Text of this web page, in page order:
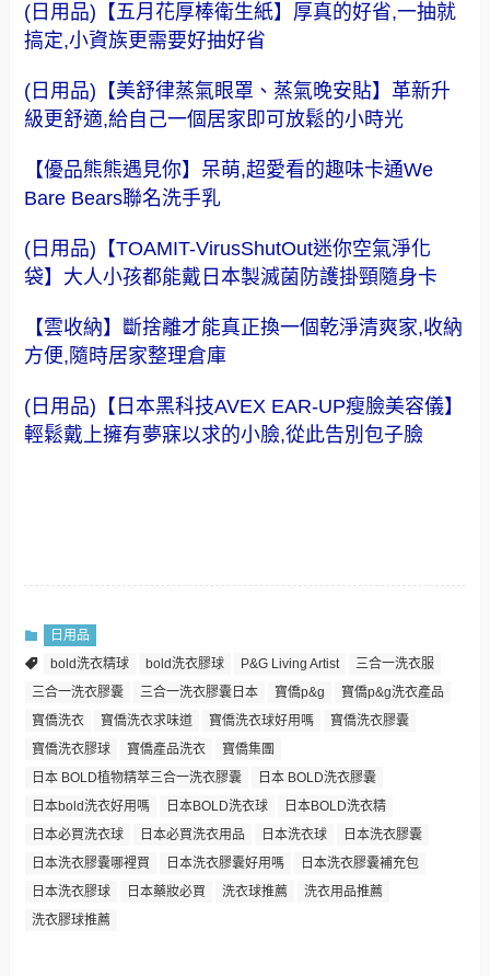
(日用品)【五月花厚棒衛生紙】厚真的好省,一抽就
搞定,小資族更需要好抽好省
(日用品)【美舒律蒸氣眼罩、蒸氣晚安貼】革新升
級更舒適,給自己一個居家即可放鬆的小時光
【優品熊熊遇見你】呆萌,超愛看的趣味卡通We
Bare Bears聯名洗手乳
(日用品)【TOAMIT-VirusShutOut迷你空氣淨化
袋】大人小孩都能戴日本製滅菌防護掛頸隨身卡
【雲收納】斷捨離才能真正換一個乾淨清爽家,收納
方便,隨時居家整理倉庫
(日用品)【日本黑科技AVEX EAR-UP瘦臉美容儀】
輕鬆戴上擁有夢寐以求的小臉,從此告別包子臉
日用品
bold洗衣精球
bold洗衣膠球 P&G Living Artist
三合一洗衣服
三合一洗衣膠囊
三合一洗衣膠囊日本 寶僑p&g
寶僑p&g洗衣產品
寶僑洗衣
寶僑洗衣求味道 寶僑洗衣球好用嗎
寶僑洗衣膠囊
寶僑洗衣膠球
寶僑產品洗衣
寶僑集團
日本 BOLD植物精萃三合一洗衣膠囊
日本 BOLD洗衣膠囊
日本bold洗衣好用嗎
日本BOLD洗衣球
日本BOLD洗衣精
日本必買洗衣球
日本必買洗衣用品 日本洗衣球
日本洗衣膠囊
日本洗衣膠囊哪裡買
日本洗衣膠囊好用嗎
日本洗衣膠囊補充包
日本洗衣膠球
日本藥妝必買 洗衣球推薦
洗衣用品推薦
洗衣膠球推薦